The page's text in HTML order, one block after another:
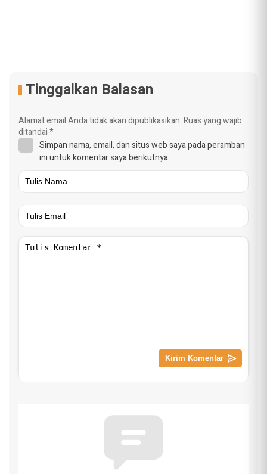
Tinggalkan Balasan
Alamat email Anda tidak akan dipublikasikan.Ruas yang wajib
ditandai*
Simpan nama, email, dan situs web saya pada peramban
ini untuk komentar saya berikutnya.